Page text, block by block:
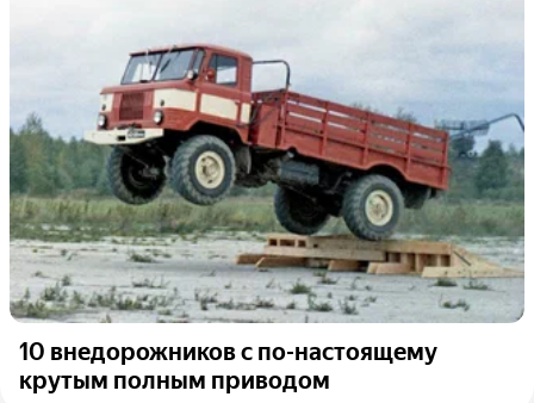
10 внедорожников с по-настоящему
крутым полным приводом